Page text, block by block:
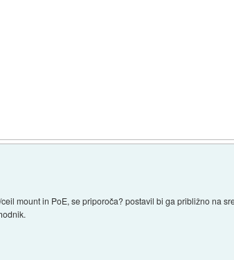
mount in PoE, se priporoča? postavil bi ga približno na